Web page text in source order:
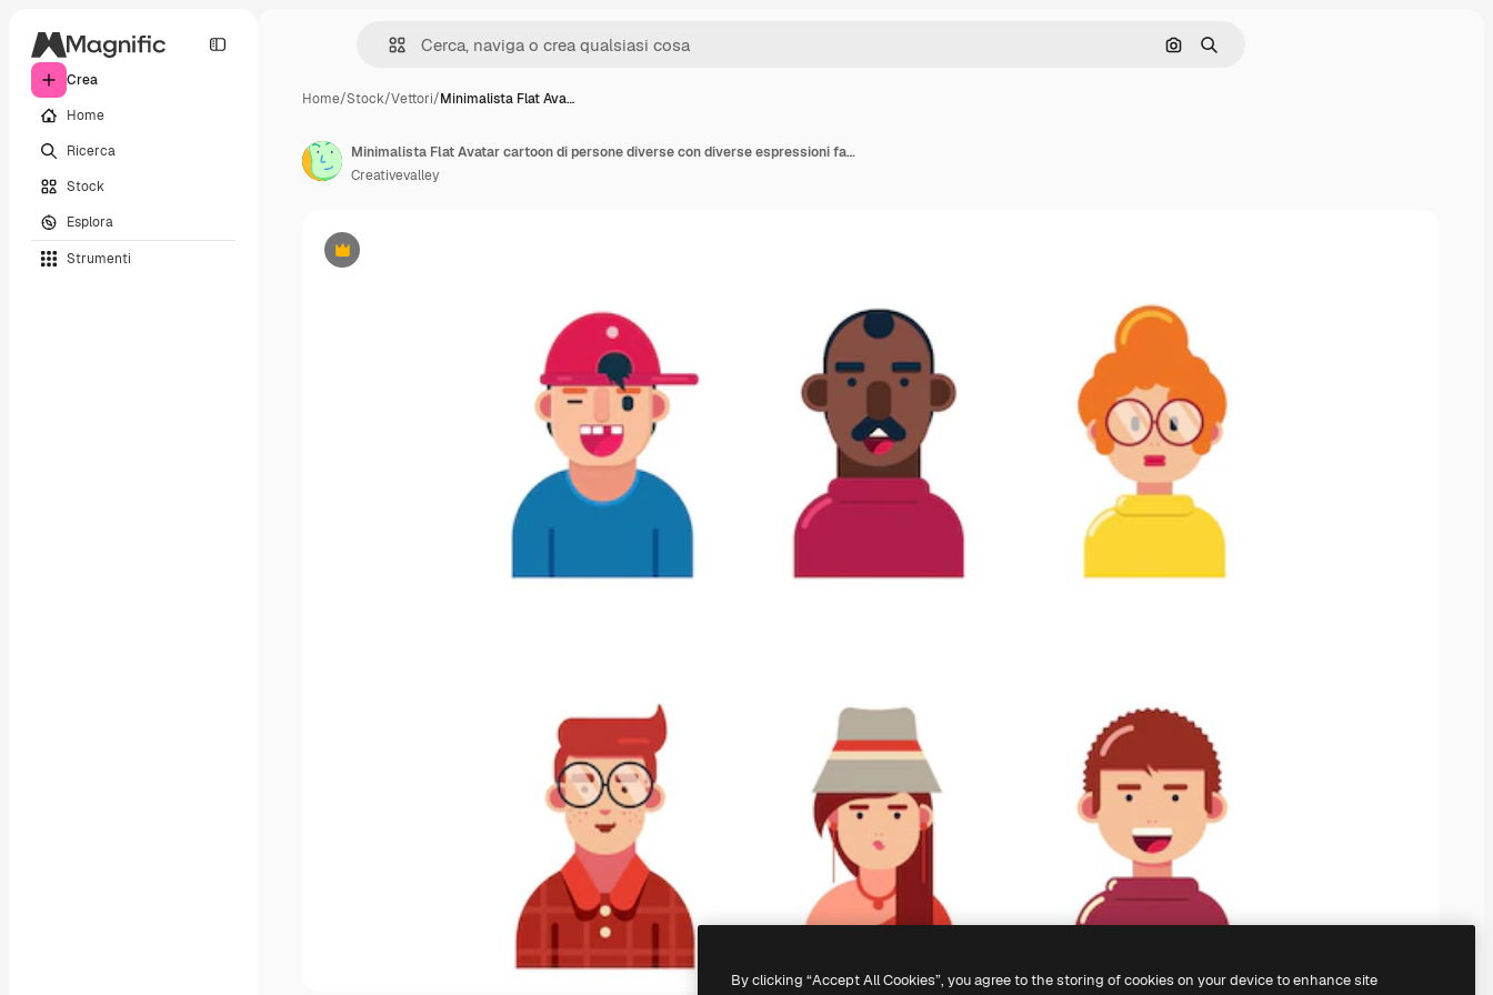
Crea
Home
Ricerca
Stock
Esplora
Strumenti
Cerca per immagine
Ricerca
Home/Stock/Vettori/Minimalista Flat Ava…
Premium
Minimalista Flat Avatar cartoon di persone diverse con diverse espressioni facciali
Creativevalley
By clicking “Accept All Cookies”, you agree to the storing of cookies on your device to enhance site